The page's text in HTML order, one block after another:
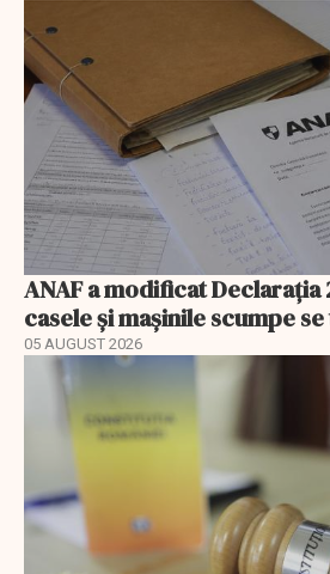
ANAF a modificat Declarația
casele și mașinile scumpe
05 AUGUST 2026